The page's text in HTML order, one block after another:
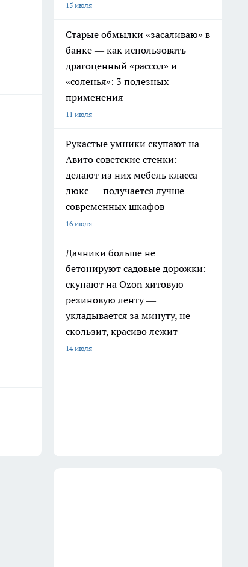
15 июля
Старые обмылки «засаливаю» в
банке — как использовать
драгоценный «рассол» и
«соленья»: 3 полезных
применения
11 июля
Рукастые умники скупают на
Авито советские стенки:
делают из них мебель класса
люкс — получается лучше
современных шкафов
16 июля
Дачники больше не
бетонируют садовые дорожки:
скупают на Ozon хитовую
резиновую ленту —
укладывается за минуту, не
скользит, красиво лежит
14 июля